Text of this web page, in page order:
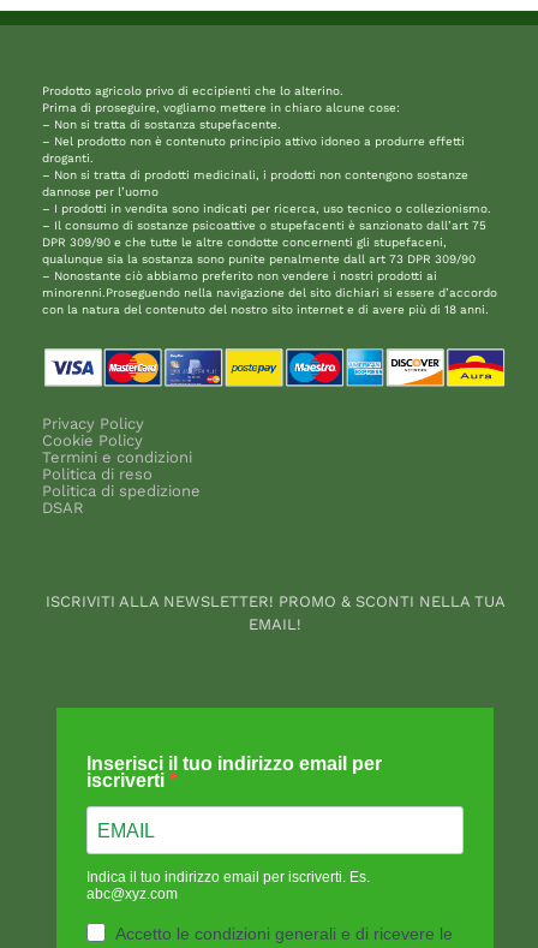
Prodotto agricolo privo di eccipienti che lo alterino.
Prima di proseguire, vogliamo mettere in chiaro alcune cose:
– Non si tratta di sostanza stupefacente.
– Nel prodotto non è contenuto principio attivo idoneo a produrre effetti
droganti.
– Non si tratta di prodotti medicinali, i prodotti non contengono sostanze
dannose per l’uomo
– I prodotti in vendita sono indicati per ricerca, uso tecnico o collezionismo.
– Il consumo di sostanze psicoattive o stupefacenti è sanzionato dall’art 75
DPR 309/90 e che tutte le altre condotte concernenti gli stupefaceni,
qualunque sia la sostanza sono punite penalmente dall art 73 DPR 309/90
– Nonostante ciò abbiamo preferito non vendere i nostri prodotti ai
minorenni.Proseguendo nella navigazione del sito dichiari si essere d’accordo
con la natura del contenuto del nostro sito internet e di avere più di 18 anni.
Privacy Policy
Cookie Policy
Termini e condizioni
Politica di reso
Politica di spedizione
DSAR
ISCRIVITI ALLA NEWSLETTER! PROMO & SCONTI NELLA TUA
EMAIL!
Inserisci il tuo indirizzo email per
iscriverti
Indica il tuo indirizzo email per iscriverti. Es.
abc@xyz.com
Accetto le condizioni generali e di ricevere le